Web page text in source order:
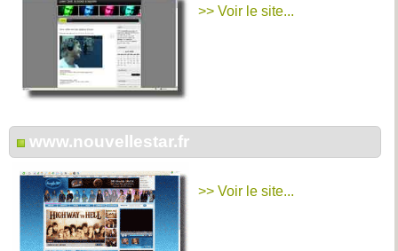
>> Voir le site...
www.nouvellestar.fr
>> Voir le site...